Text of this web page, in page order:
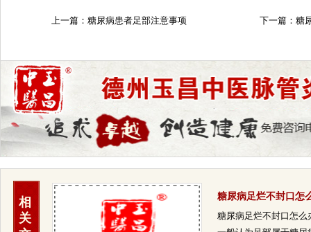
上一篇： 糖尿病患者足部注意事项 下一篇： 糖
相
关
糖尿病足烂不封口怎
办？
糖尿病足烂不封口怎么